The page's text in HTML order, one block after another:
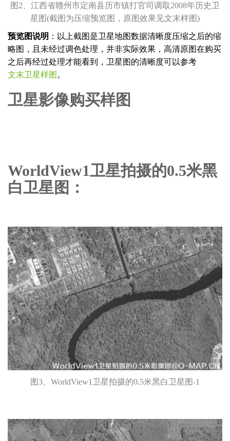
图2、江西省赣州市定南县历市镇打官司调取2008年历史卫
星图(截图为压缩预览图，原图效果见文末样图)
预览图说明 ：以上截图是卫星地图数据清晰度压缩之后的缩
略图，且未经过调色处理，并非实际效果，高清原图在购买
之后再经过处理才能看到，卫星图的清晰度可以参考
文末卫星样图 。
卫星影像购买样图
WorldView1卫星拍摄的0.5米黑
白卫星图：
图3、WorldView1卫星拍摄的0.5米黑白卫星图-1